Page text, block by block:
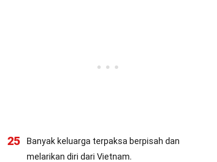
25
Banyak keluarga terpaksa berpisah dan
melarikan diri dari Vietnam.